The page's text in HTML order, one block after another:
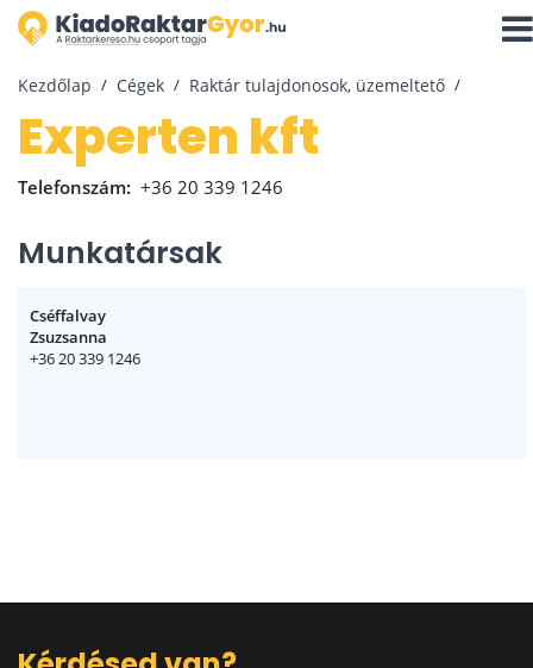
Kezdőlap Cégek Raktár tulajdonosok, üzemeltető
experten kft
Telefonszám: +36 20 339 1246
Munkatársak
Cséffalvay
Zsuzsanna
+36 20 339 1246